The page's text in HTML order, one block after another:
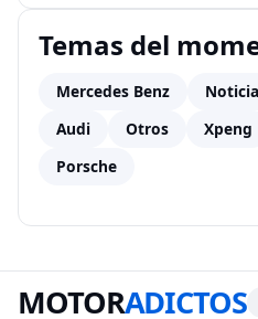
Temas del
Mercedes Benz
Audi
Otros Xpeng
Porsche
MOTORADICTOS